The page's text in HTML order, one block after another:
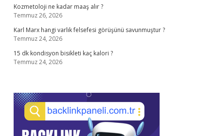
Kozmetoloji ne kadar maaş alır ?
Temmuz 26, 2026
Karl Marx hangi varlık felsefesi görüşünü savunmuştur ?
Temmuz 24, 2026
15 dk kondisyon bisikleti kaç kalori ?
Temmuz 24, 2026